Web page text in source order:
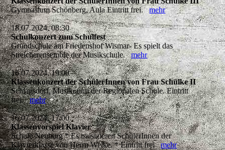
Gymnasium Schönberg, Aula Eintritt frei.mehr
18.07.2024, 08:30
Schulkonzert zum Schulfest
Grundschule am Friedenshof Wismar- Es spielt das
Streicherensemble der Musikschule.mehr
16.07.2024, 19:00
Klassenkonzert der SchülerInnen von Frau Schülke II
Schlagsdorf, Musikraum der Regionalen Schule. Eintritt
frei.mehr
16.07.2024, 17:00
Klassenvorspiel Klavier
Schule Neuburg * Es musizieren SchülerInnen der
Klavierklasse von Herrn Welke. * Eintritt freimehr